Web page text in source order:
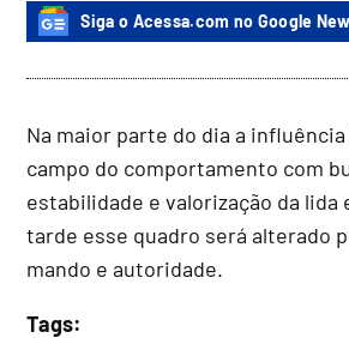
Siga o Acessa.com no Google
Na maior parte do dia a
campo do comportamento com
estabilidade e valorização da lida
tarde esse quadro será alterado
mando e autoridade.
Tags: